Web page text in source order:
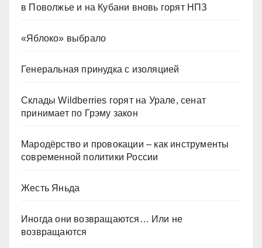
в Поволжье и на Кубани вновь горят НПЗ
«Яблоко» выбрало
Генеральная принудка с изоляцией
Склады Wildberries горят на Урале, сенат
принимает по Грэму закон
Мародёрство и провокации – как инструменты
современной политики России
Жесть Яньда
Иногда они возвращаются… Или не
возвращаются